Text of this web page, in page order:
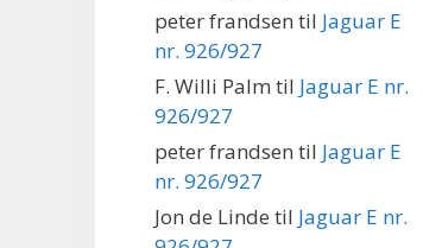
peter frandsen til Jaguar E
nr. 926/927
F. Willi Palm til Jaguar E nr.
926/927
peter frandsen til Jaguar E
nr. 926/927
Jon de Linde til Jaguar E nr.